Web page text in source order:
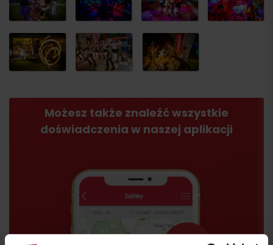
Możesz także znaleźć wszystkie
doświadczenia w naszej aplikacji
Przyjazd